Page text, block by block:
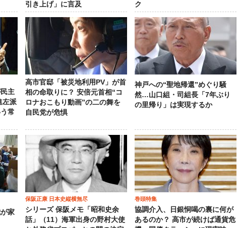
引き上げ」に言及
ク
主
左派
常
高市官邸「被災地利用PV」が首
相の命取りに？ 安倍元首相“コ
ロナおこもり動画”の二の舞を
自民党が危惧
神戸への“聖地帰還”めぐり騒
然…山口組・司組長「7年ぶり
の里帰り」は実現するか
家
保阪正康 日本史縦横無尽
シリーズ 保阪メモ「昭和史余
話」（11）海軍出身の野村大使
巻頭特集
協調介入、日銀恫喝の裏に何が
あるのか？ 高市が続けば通貨危